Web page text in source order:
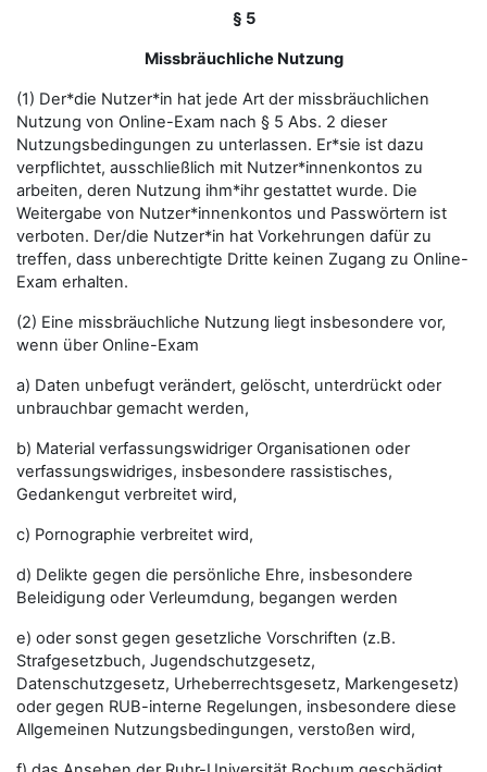
§ 5
Missbräuchliche Nutzung
(1) Der*die Nutzer*in hat jede Art der missbräuchlichen
Nutzung von Online-Exam nach § 5 Abs. 2 dieser
Nutzungsbedingungen zu unterlassen. Er*sie ist dazu
verpflichtet, ausschließlich mit Nutzer*innenkontos zu
arbeiten, deren Nutzung ihm*ihr gestattet wurde. Die
Weitergabe von Nutzer*innenkontos und Passwörtern ist
verboten. Der/die Nutzer*in hat Vorkehrungen dafür zu
treffen, dass unberechtigte Dritte keinen Zugang zu Online-
Exam erhalten.
(2) Eine missbräuchliche Nutzung liegt insbesondere vor,
wenn über Online-Exam
a) Daten unbefugt verändert, gelöscht, unterdrückt oder
unbrauchbar gemacht werden,
b) Material verfassungswidriger Organisationen oder
verfassungswidriges, insbesondere rassistisches,
Gedankengut verbreitet wird,
c) Pornographie verbreitet wird,
d) Delikte gegen die persönliche Ehre, insbesondere
Beleidigung oder Verleumdung, begangen werden
e) oder sonst gegen gesetzliche Vorschriften (z.B.
Strafgesetzbuch, Jugendschutzgesetz,
Datenschutzgesetz, Urheberrechtsgesetz, Markengesetz)
oder gegen RUB-interne Regelungen, insbesondere diese
Allgemeinen Nutzungsbedingungen, verstoßen wird,